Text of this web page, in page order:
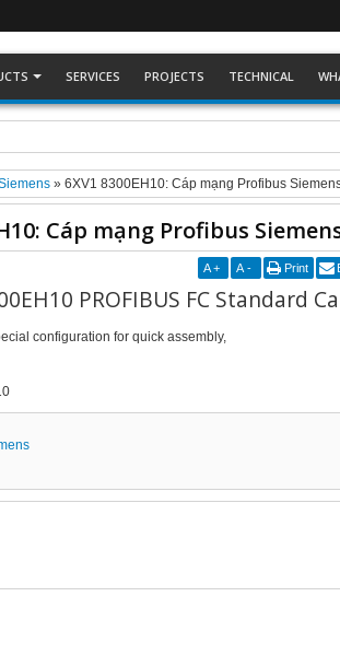
SERVICES PROJECTS TECHNICAL
Máy tính công nghiệp Beckhoff dòng Eco
» 6XV1 830­0EH10: Cáp mạng Profibus
Cáp mạng Profibus
A + A - Print
PROFIBUS FC Standard
configuration for quick assembly,